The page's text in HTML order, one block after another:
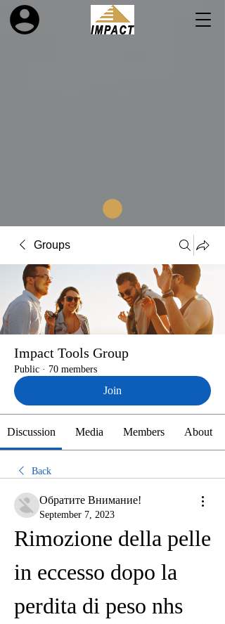
Groups
Impact Tools Group
Public · 70 members
Join
Discussion Media Members About
Back
Обратите Внимание!
September 7, 2023
Rimozione della pelle
in eccesso dopo la
perdita di peso nhs